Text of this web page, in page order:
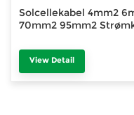
Solcellekabel 4mm2
70mm2 95mm2
View Detail